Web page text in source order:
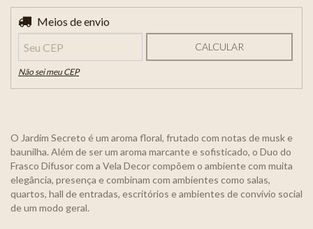
Entregas para o CEP:
Meios de envio
CALCULAR
Não sei meu CEP
O Jardim Secreto é um aroma floral, frutado com notas de musk e
baunilha. Além de ser um aroma marcante e sofisticado, o Duo do
Frasco Difusor com a Vela Decor compõem o ambiente com muita
elegância, presença e combinam com ambientes como salas,
quartos, hall de entradas, escritórios e ambientes de convívio social
de um modo geral.